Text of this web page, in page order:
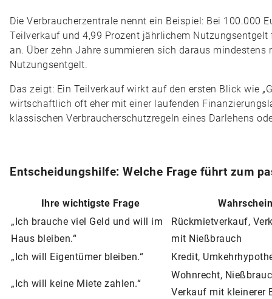
Die Verbraucherzentrale nennt ein Beispiel: Bei 100.000
Teilverkauf und 4,99 Prozent jährlichem
an. Über zehn Jahre summieren sich daraus mindestens
Nutzungsentgelt.
Das zeigt: Ein Teilverkauf wirkt auf den ersten Blick wie
wirtschaftlich oft eher mit einer laufenden
klassischen Verbraucherschutzregeln eines Darlehens
Entscheidungshilfe: Welche Frage führt zum
Ihre wichtigste Frage
„Ich brauche viel Geld und will im
Haus bleiben.“
Rückmietverkauf,
mit Nießbrauch
„Ich will Eigentümer bleiben.“
Kredit,
„Ich will keine Miete zahlen.“
Wohnrecht,
Verkauf mit kleinerer